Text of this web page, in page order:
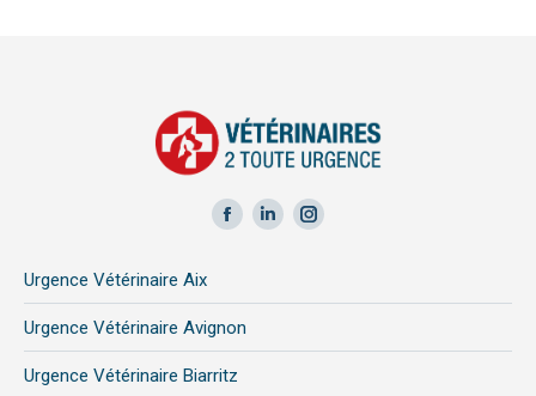
Facebook
in
new
window
LinkedIn
new
Instagram
new
Urgence Vétérinaire Aix
Urgence Vétérinaire Avignon
Urgence Vétérinaire Biarritz